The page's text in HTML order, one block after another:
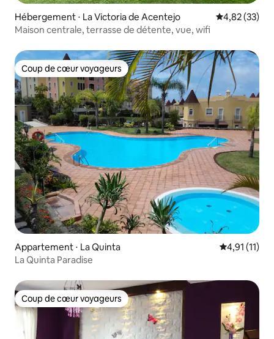
Hébergement ⋅ La Victoria de Acentejo Évaluation
4,82 (33)
Maison centrale, terrasse de détente, vue, wifi
Coup de cœur voyageurs
Coup de cœur voyageurs
Appartement ⋅ La Quinta Évaluation
4,91 (11)
La Quinta Paradise
Coup de cœur voyageurs
Coup de cœur voyageurs